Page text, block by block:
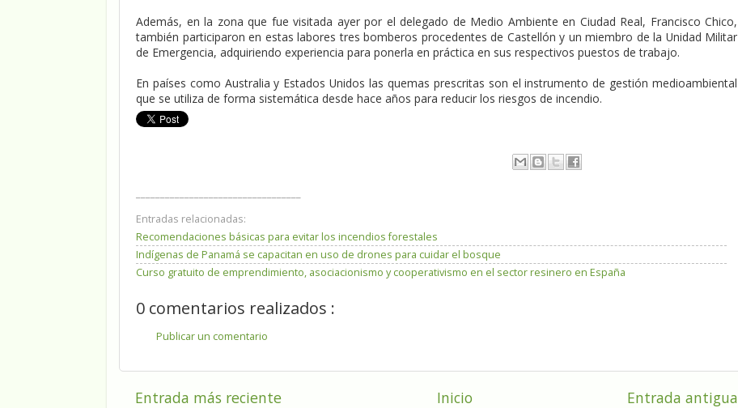
Además, en la zona que fue visitada ayer por el delegado de Medio Ambiente en Ciudad Real, Francisco Chico,
también participaron en estas labores tres bomberos procedentes de Castellón y un miembro de la Unidad Militar
de Emergencia, adquiriendo experiencia para ponerla en práctica en sus respectivos puestos de trabajo.
En países como Australia y Estados Unidos las quemas prescritas son el instrumento de gestión medioambiental
que se utiliza de forma sistemática desde hace años para reducir los riesgos de incendio.
Entradas relacionadas:
Recomendaciones básicas para evitar los incendios forestales
Indígenas de Panamá se capacitan en uso de drones para cuidar el bosque
Curso gratuito de emprendimiento, asociacionismo y cooperativismo en el sector resinero en España
0 comentarios realizados :
Publicar un comentario
Entrada más reciente Entrada antigua
Inicio